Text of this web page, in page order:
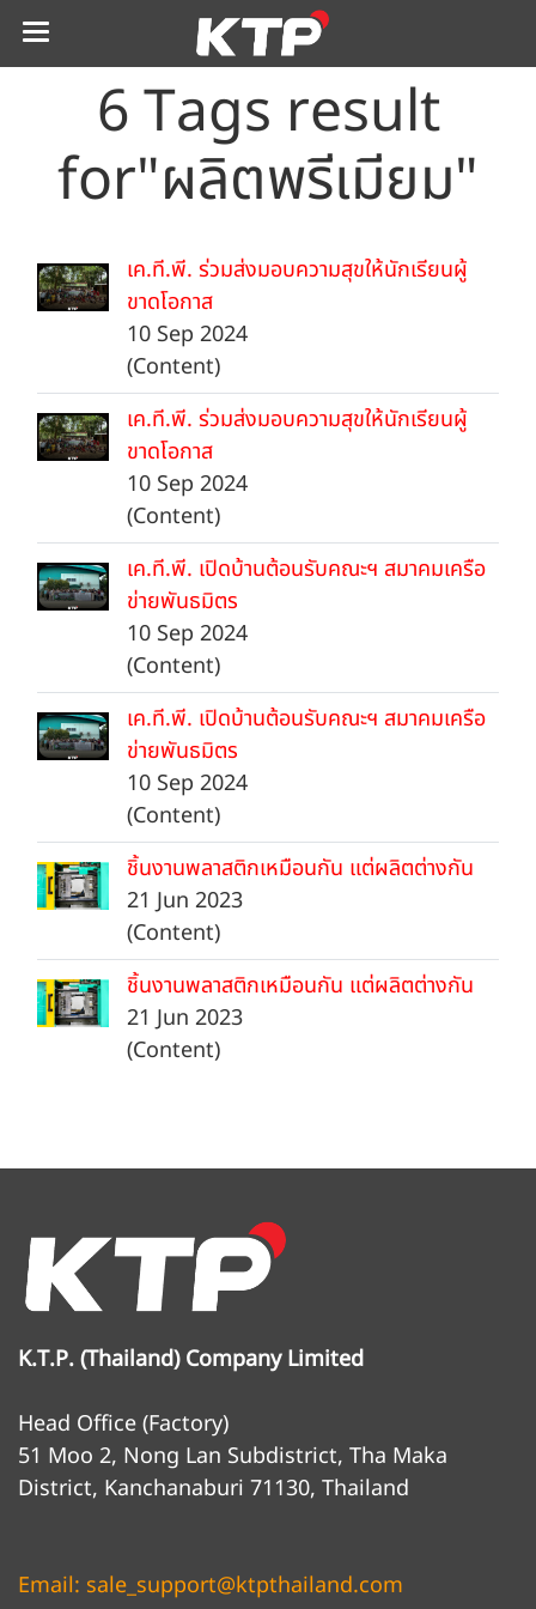
6 Tags result
for"ผลิตพรีเมียม"
เค.ที.พี. ร่วมส่งมอบความสุขให้นักเรียนผู้
ขาดโอกาส
10 Sep 2024
(Content)
เค.ที.พี. ร่วมส่งมอบความสุขให้นักเรียนผู้
ขาดโอกาส
10 Sep 2024
(Content)
เค.ที.พี. เปิดบ้านต้อนรับคณะฯ สมาคมเครือ
ข่ายพันธมิตร
10 Sep 2024
(Content)
เค.ที.พี. เปิดบ้านต้อนรับคณะฯ สมาคมเครือ
ข่ายพันธมิตร
10 Sep 2024
(Content)
ชิ้นงานพลาสติกเหมือนกัน แต่ผลิตต่างกัน
21 Jun 2023
(Content)
ชิ้นงานพลาสติกเหมือนกัน แต่ผลิตต่างกัน
21 Jun 2023
(Content)
K.T.P. (Thailand) Company Limited
Head Office (Factory)
51 Moo 2, Nong Lan Subdistrict, Tha Maka
District, Kanchanaburi 71130, Thailand
Email: sale_support@ktpthailand.com